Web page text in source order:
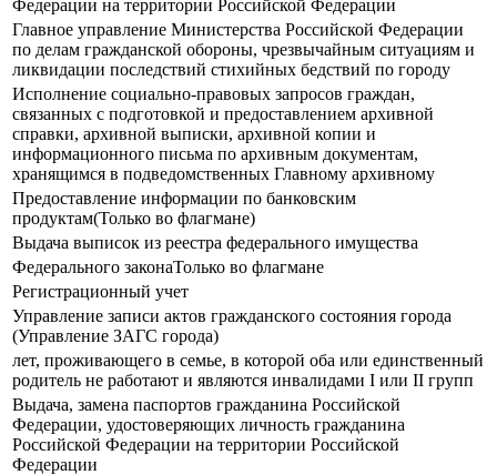
Федерации на территории Российской Федерации
Главное управление Министерства Российской Федерации
по делам гражданской обороны, чрезвычайным ситуациям и
ликвидации последствий стихийных бедствий по городу
Исполнение социально-правовых запросов граждан,
связанных с подготовкой и предоставлением архивной
справки, архивной выписки, архивной копии и
информационного письма по архивным документам,
хранящимся в подведомственных Главному архивному
Предоставление информации по банковским
продуктам(Только во флагмане)
Выдача выписок из реестра федерального имущества
Федерального законаТолько во флагмане
Регистрационный учет
Управление записи актов гражданского состояния города
(Управление ЗАГС города)
лет, проживающего в семье, в которой оба или единственный
родитель не работают и являются инвалидами I или II групп
Выдача, замена паспортов гражданина Российской
Федерации, удостоверяющих личность гражданина
Российской Федерации на территории Российской
Федерации